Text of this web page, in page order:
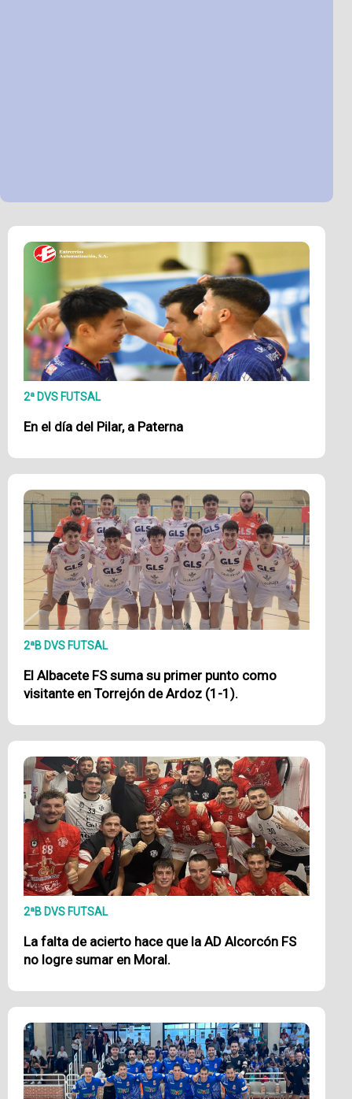
2ª DVS FUTSAL
En el día del Pilar, a Paterna
2ªB DVS FUTSAL
El Albacete FS suma su primer punto como
visitante en Torrejón de Ardoz (1-1).
2ªB DVS FUTSAL
La falta de acierto hace que la AD Alcorcón FS
no logre sumar en Moral.